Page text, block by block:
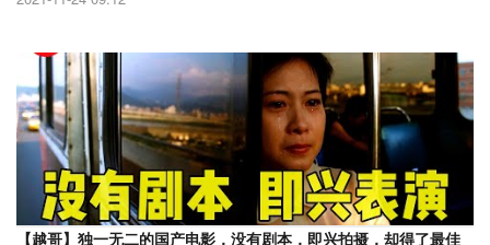
【越哥】独一无二的国产电影，没有剧本，即兴拍摄，却得了最佳